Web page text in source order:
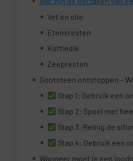
Vet en olie
Etensresten
Koffiedik
Zeepresten
Stap 1: Gebruik een
Stap 2: Spoel met
Stap 3: Reinig de sifon
Stap 4: Gebruik een
Wanneer moet je een